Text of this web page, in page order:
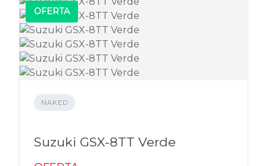
OFERTA
NAKED
Suzuki GSX-8TT Verde